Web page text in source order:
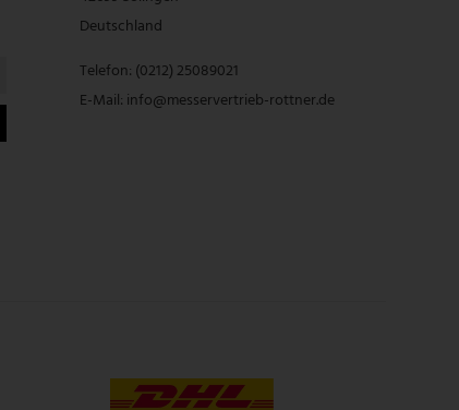
Deutschland
Telefon: (0212) 25089021
E-Mail: info@messervertrieb-rottner.de